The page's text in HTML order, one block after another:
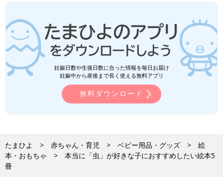
妊娠日数や生後日数に合った情報を毎日お届け
妊娠中から産後まで長く使える無料アプリ
無料ダウンロード
たまひよ 赤ちゃん・育児 ベビー用品・グッズ
絵
本・おもちゃ
本当に「虫」が好きな子におすすめしたい絵本5
冊